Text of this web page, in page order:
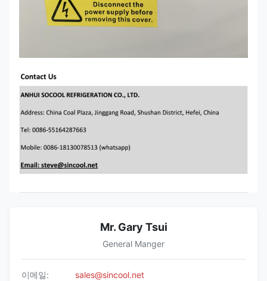
Mr. Gary Tsui
General Manger
이메일:
sales@sincool.net